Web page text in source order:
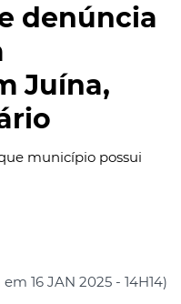
denúncia
Juína,
município possui
16 JAN 2025 - 14H14)